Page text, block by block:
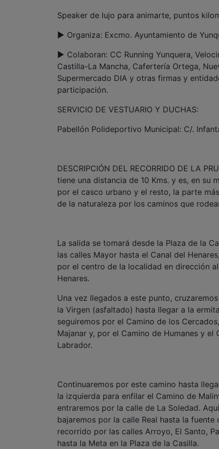
Speaker de lujo para animarte, puntos
► Organiza: Excmo. Ayuntamiento de
► Colaboran: CC Running Yunquera,
Castilla-La Mancha, Cafertería Ortega,
Supermercado DIA y otras firmas y
participación.
SERVICIO DE VESTUARIO Y DUCHAS:
Pabellón Polideportivo Municipal: C/.
DESCRIPCIÓN DEL RECORRIDO DE LA
tiene una distancia de 10 Kms. y es, en su
por el casco urbano y el resto, la parte
de la naturaleza por los caminos que
La salida se tomará desde la Plaza de la
las calles Mayor hasta el Canal del
por el centro de la localidad en dirección
Henares.
Una vez llegados a este punto,
la Virgen (asfaltado) hasta llegar a la
seguiremos por el Camino de los
Majanar y, por el Camino de Humanes y
Labrador.
Continuaremos por este camino hasta
la izquierda para enfilar el Camino de
entraremos por la calle de La Soledad.
bajaremos por la calle Real hasta la
recorrido por las calles Arroyo, El Santo,
hasta la Meta en la Plaza de la Casilla.